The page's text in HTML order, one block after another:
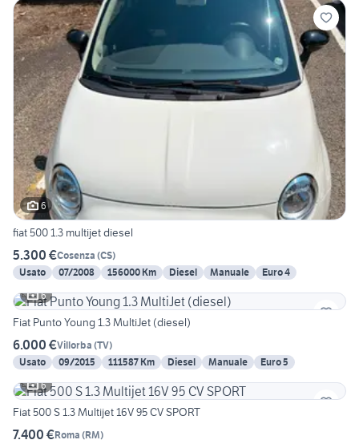
6
fiat 500 1.3 multijet diesel
5.300 €Cosenza (CS)
Usato
07/2008 156000 Km Diesel Manuale
Euro 4
6
Fiat Punto Young 1.3 MultiJet (diesel)
6.000 €Villorba (TV)
Usato
09/2015 111587 Km Diesel Manuale
Euro 5
6
Fiat 500 S 1.3 Multijet 16V 95 CV SPORT
7.400 €Roma (RM)